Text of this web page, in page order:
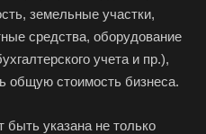
земельные участки,
средства, оборудование
учета и пр.),
общую стоимость бизнеса.
быть указана не только